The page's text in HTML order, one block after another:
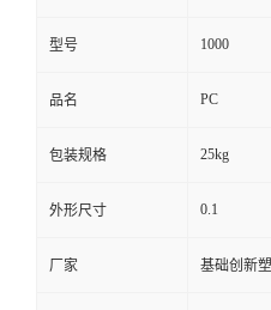
型号 1000
品名 PC
包装规格 25kg
外形尺寸 0.1
厂家 基础创新